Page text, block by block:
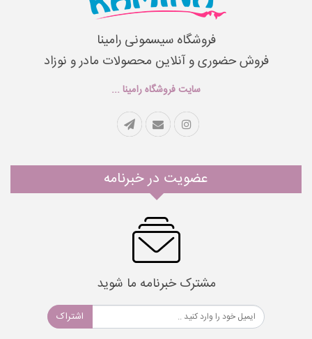
فروشگاه سیسمونی رامینا
فروش حضوری و آنلاین محصولات مادر و نوزاد
سایت فروشگاه رامینا ...
عضویت در خبرنامه
مشترک خبرنامه ما شوید
اشتراک